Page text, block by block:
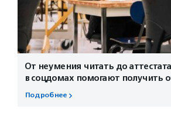
От неумения читать до
в соцдомах помогают получить
Подробнее